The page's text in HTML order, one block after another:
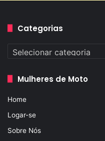
Categorias
Categorias
Mulheres de Moto
Home
Logar-se
Sobre Nós